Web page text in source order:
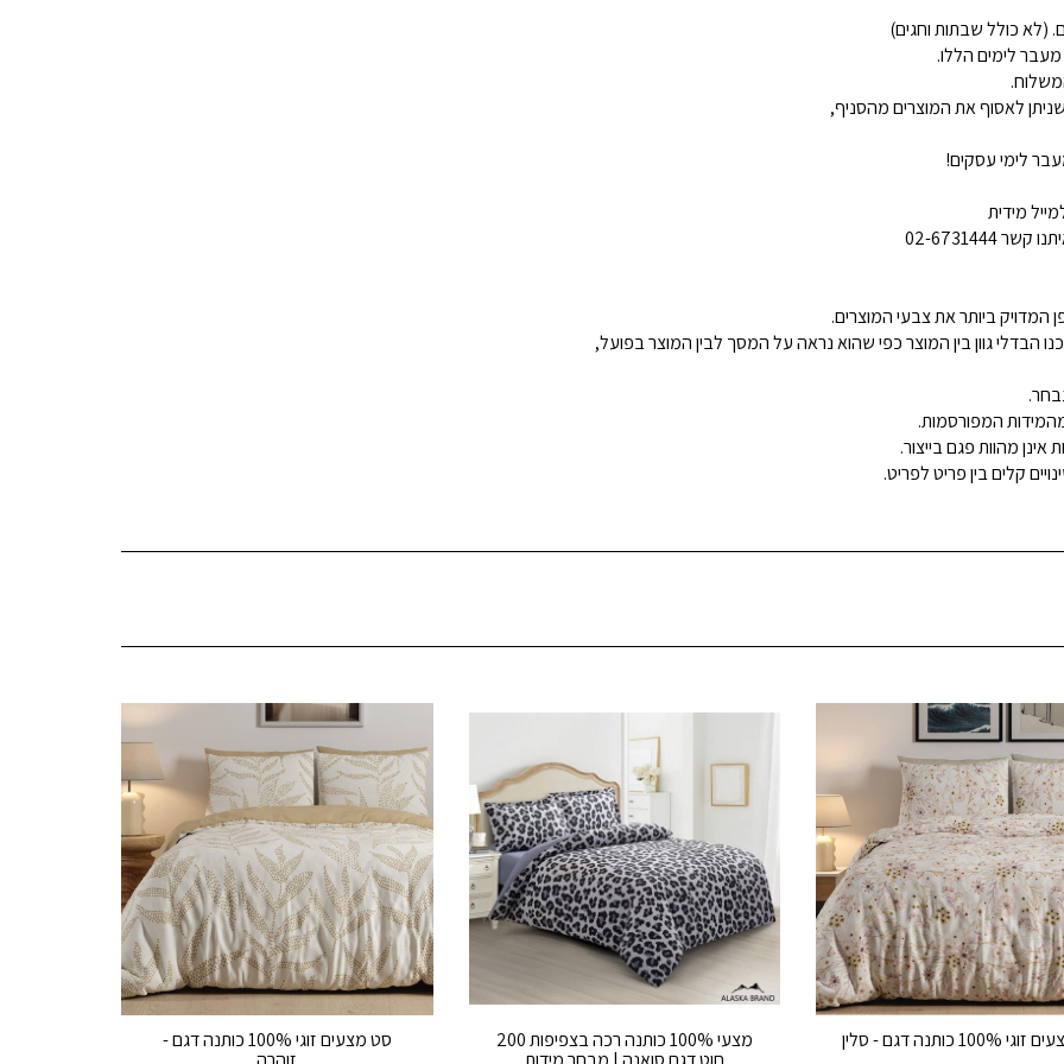
מעבר לימים הללו.
לאסוף את המוצרים מהסניף,
לימי עסקים!
מידית
6731444
ביותר את צבעי המוצרים.
הבדלי גוון בין המוצר כפי שהוא נראה על המסך לבין המוצר בפועל,
מהוות פגם בייצור.
קלים בין פריט לפריט.
כותנה דגם - סלין
מצעי 100% כותנה רכה בצפיפות 200
סט מצעים זוגי 100% כותנה דגם -